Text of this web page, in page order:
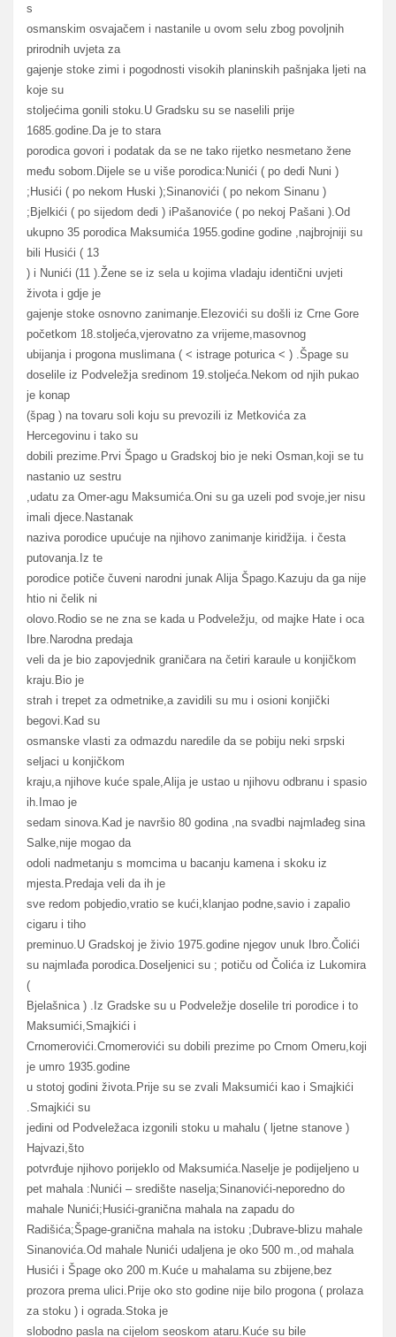
s
osmanskim osvajačem i nastanile u ovom selu zbog povoljnih
prirodnih uvjeta za
gajenje stoke zimi i pogodnosti visokih planinskih pašnjaka ljeti na
koje su
stoljećima gonili stoku.U Gradsku su se naselili prije
1685.godine.Da je to stara
porodica govori i podatak da se ne tako rijetko nesmetano žene
među sobom.Dijele se u više porodica:Nunići ( po dedi Nuni )
;Husići ( po nekom Huski );Sinanovići ( po nekom Sinanu )
;Bjelkići ( po sijedom dedi ) iPašanoviće ( po nekoj Pašani ).Od
ukupno 35 porodica Maksumića 1955.godine godine ,najbrojniji su
bili Husići ( 13
) i Nunići (11 ).Žene se iz sela u kojima vladaju identični uvjeti
života i gdje je
gajenje stoke osnovno zanimanje.Elezovići su došli iz Crne Gore
početkom 18.stoljeća,vjerovatno za vrijeme,masovnog
ubijanja i progona muslimana ( < istrage poturica < ) .Špage su
doselile iz Podveležja sredinom 19.stoljeća.Nekom od njih pukao
je konap
(špag ) na tovaru soli koju su prevozili iz Metkovića za
Hercegovinu i tako su
dobili prezime.Prvi Špago u Gradskoj bio je neki Osman,koji se tu
nastanio uz sestru
,udatu za Omer-agu Maksumića.Oni su ga uzeli pod svoje,jer nisu
imali djece.Nastanak
naziva porodice upućuje na njihovo zanimanje kiridžija. i česta
putovanja.Iz te
porodice potiče čuveni narodni junak Alija Špago.Kazuju da ga nije
htio ni čelik ni
olovo.Rodio se ne zna se kada u Podveležju, od majke Hate i oca
Ibre.Narodna predaja
veli da je bio zapovjednik graničara na četiri karaule u konjičkom
kraju.Bio je
strah i trepet za odmetnike,a zavidili su mu i osioni konjički
begovi.Kad su
osmanske vlasti za odmazdu naredile da se pobiju neki srpski
seljaci u konjičkom
kraju,a njihove kuće spale,Alija je ustao u njihovu odbranu i spasio
ih.Imao je
sedam sinova.Kad je navršio 80 godina ,na svadbi najmlađeg sina
Salke,nije mogao da
odoli nadmetanju s momcima u bacanju kamena i skoku iz
mjesta.Predaja veli da ih je
sve redom pobjedio,vratio se kući,klanjao podne,savio i zapalio
cigaru i tiho
preminuo.U Gradskoj je živio 1975.godine njegov unuk Ibro.Čolići
su najmlađa porodica.Doseljenici su ; potiču od Čolića iz Lukomira
(
Bjelašnica ) .Iz Gradske su u Podveležje doselile tri porodice i to
Maksumići,Smajkići i
Crnomerovići.Crnomerovići su dobili prezime po Crnom Omeru,koji
je umro 1935.godine
u stotoj godini života.Prije su se zvali Maksumići kao i Smajkići
.Smajkići su
jedini od Podveležaca izgonili stoku u mahalu ( ljetne stanove )
Hajvazi,što
potvrđuje njihovo porijeklo od Maksumića.Naselje je podijeljeno u
pet mahala :Nunići – središte naselja;Sinanovići-neporedno do
mahale Nunići;Husići-granična mahala na zapadu do
Radišića;Špage-granična mahala na istoku ;Dubrave-blizu mahale
Sinanovića.Od mahale Nunići udaljena je oko 500 m.,od mahala
Husići i Špage oko 200 m.Kuće u mahalama su zbijene,bez
prozora prema ulici.Prije oko sto godine nije bilo progona ( prolaza
za stoku ) i ograda.Stoka je
slobodno pasla na cijelom seoskom ataru.Kuće su bile